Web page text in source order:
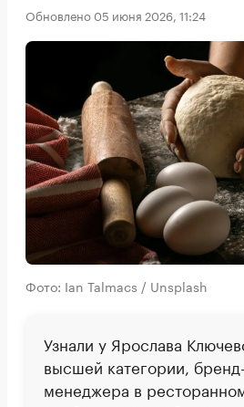
Обновлено 05 июня 2026, 11:24
Фото: Ian Talmacs / Unsplash
Узнали у Ярослава
высшей категории,
менеджера в